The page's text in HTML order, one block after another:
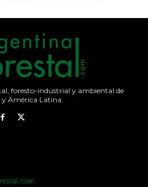
foresto-industrial y ambiental de
América Latina